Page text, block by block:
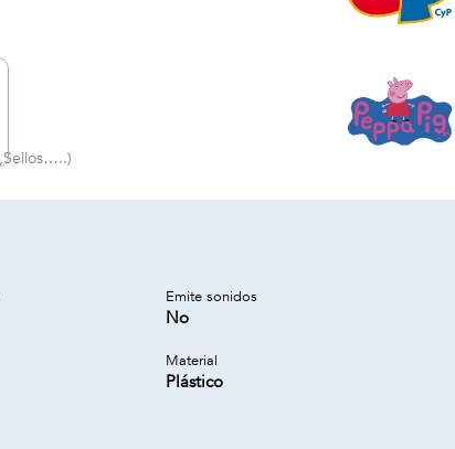
Emite sonidos
No
Material
Plástico